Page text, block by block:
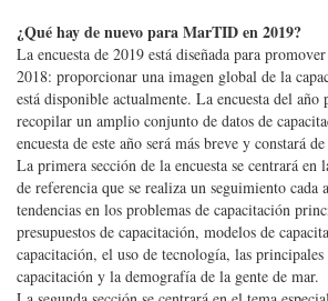
¿Qué hay de nuevo para MarTID en 2019?
La encuesta de 2019 está diseñada para
2018: proporcionar una imagen global de la
está disponible actualmente. La encuesta del año
recopilar un amplio conjunto de datos de
encuesta de este año será más breve y constará
La primera sección de la encuesta se centrará en
de referencia que se realiza un seguimiento cada
tendencias en los problemas de capacitación
presupuestos de capacitación, modelos de
capacitación, el uso de tecnología, las
capacitación y la demografía de la gente de mar.